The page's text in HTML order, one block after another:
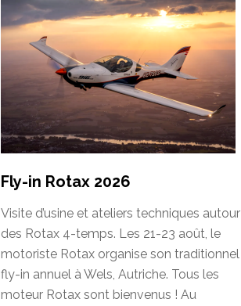
Fly-in Rotax 2026
Visite d’usine et ateliers techniques autour
des Rotax 4-temps. Les 21-23 août, le
motoriste Rotax organise son traditionnel
fly-in annuel à Wels, Autriche. Tous les
moteur Rotax sont bienvenus ! Au